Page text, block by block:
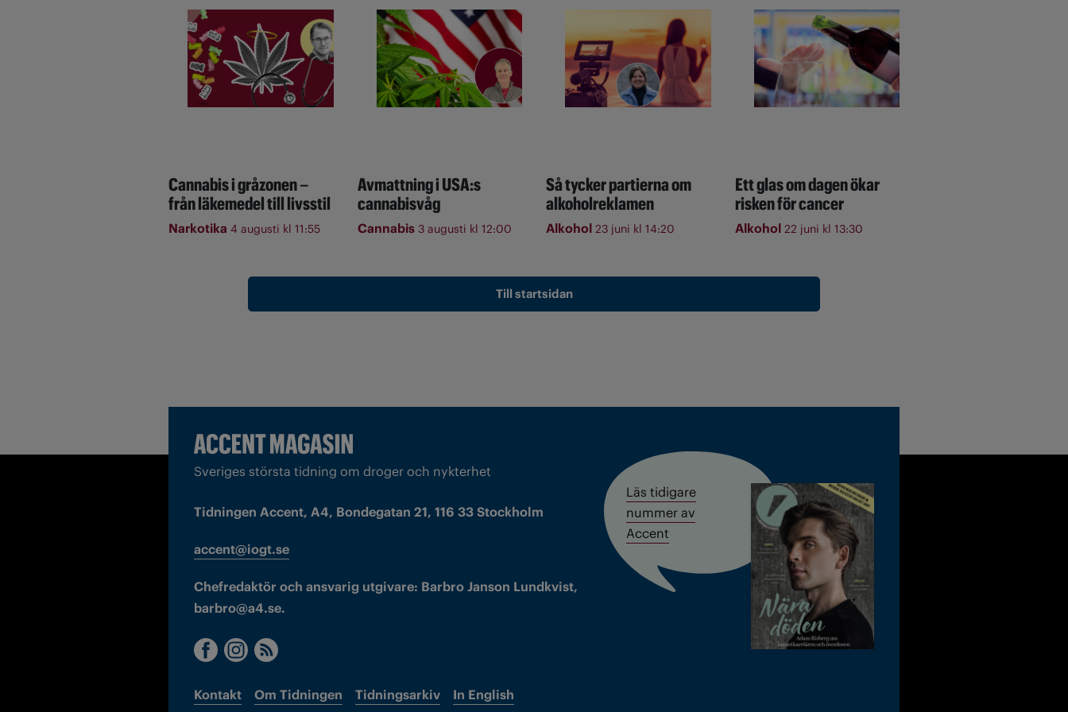
Cannabis i gråzonen –
från läkemedel till livsstil
Narkotika 4 augusti kl 11:55
Avmattning i USA:s
cannabisvåg
Cannabis 3 augusti kl 12:00
Så tycker partierna om
alkoholreklamen
Alkohol 23 juni kl 14:20
Ett glas om dagen ökar
risken för cancer
Alkohol 22 juni kl 13:30
Till startsidan
Sveriges största tidning om droger och nykterhet
Tidningen Accent, A4, Bondegatan 21, 116 33 Stockholm
accent@iogt.se
Chefredaktör och ansvarig utgivare: Barbro Janson Lundkvist,
barbro@a4.se.
Kontakt Om Tidningen Tidningsarkiv In English
Läs tidigare
nummer av
Accent